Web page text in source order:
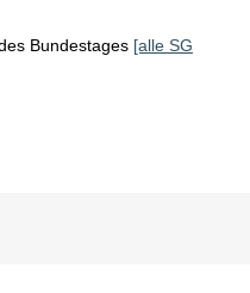
Bundestages [alle SG